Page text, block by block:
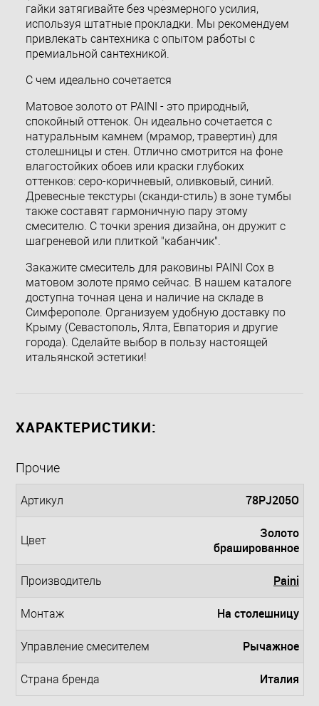
гайки затягивайте без чрезмерного усилия,
используя штатные прокладки. Мы рекомендуем
привлекать сантехника с опытом работы с
премиальной сантехникой.
С чем идеально сочетается
Матовое золото от PAINI - это природный,
спокойный оттенок. Он идеально сочетается с
натуральным камнем (мрамор, травертин) для
столешницы и стен. Отлично смотрится на фоне
влагостойких обоев или краски глубоких
оттенков: серо-коричневый, оливковый, синий.
Древесные текстуры (сканди-стиль) в зоне тумбы
также составят гармоничную пару этому
смесителю. С точки зрения дизайна, он дружит с
шагреневой или плиткой "кабанчик".
Закажите смеситель для раковины PAINI Cox в
матовом золоте прямо сейчас. В нашем каталоге
доступна точная цена и наличие на складе в
Симферополе. Организуем удобную доставку по
Крыму (Севастополь, Ялта, Евпатория и другие
города). Сделайте выбор в пользу настоящей
итальянской эстетики!
ХАРАКТЕРИСТИКИ:
Прочие
Артикул 78PJ205O
Цвет
Золото
брашированное
Производитель Paini
Монтаж На столешницу
Управление смесителем Рычажное
Страна бренда Италия